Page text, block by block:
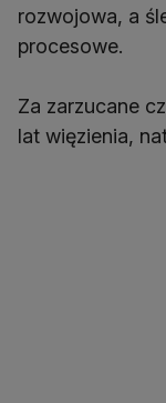
rozwojowa, a
procesowe.
Za zarzucane
lat więzienia,